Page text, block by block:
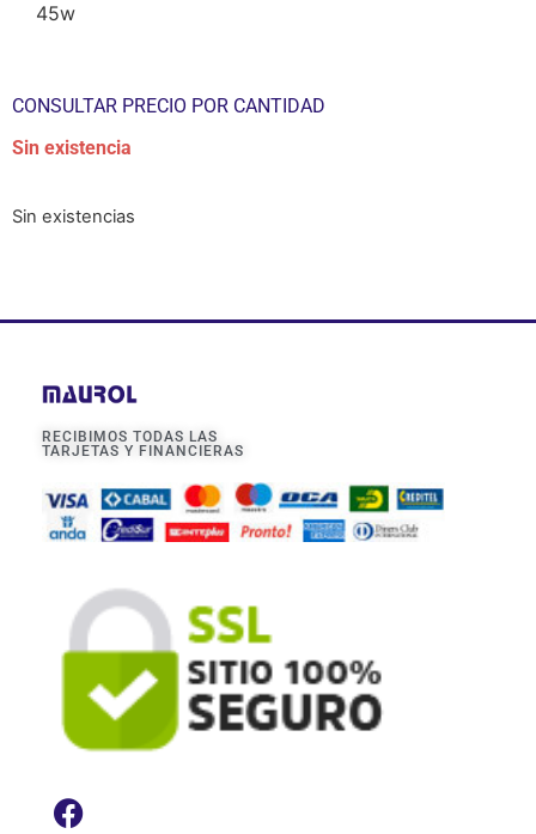
45w
CONSULTAR PRECIO POR CANTIDAD
Sin existencia
Sin existencias
RECIBIMOS TODAS LAS
TARJETAS Y FINANCIERAS